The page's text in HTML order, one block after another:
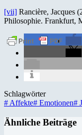
[vii] Rancière, Jacques
Philosophie. Frankfurt,
Schlagwörter
#Affekte# Emotionen#
Ähnliche Beiträge